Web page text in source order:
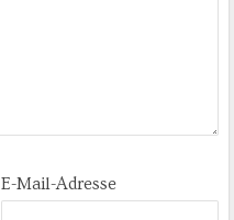
E-Mail-Adresse